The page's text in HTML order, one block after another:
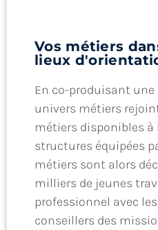
Vos métiers
lieux
En co-produisant une
univers métiers
métiers disponibles à
structures équipées
métiers sont alors
milliers de jeunes
professionnel avec
conseillers des